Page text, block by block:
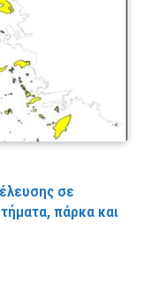
σε
πάρκα και